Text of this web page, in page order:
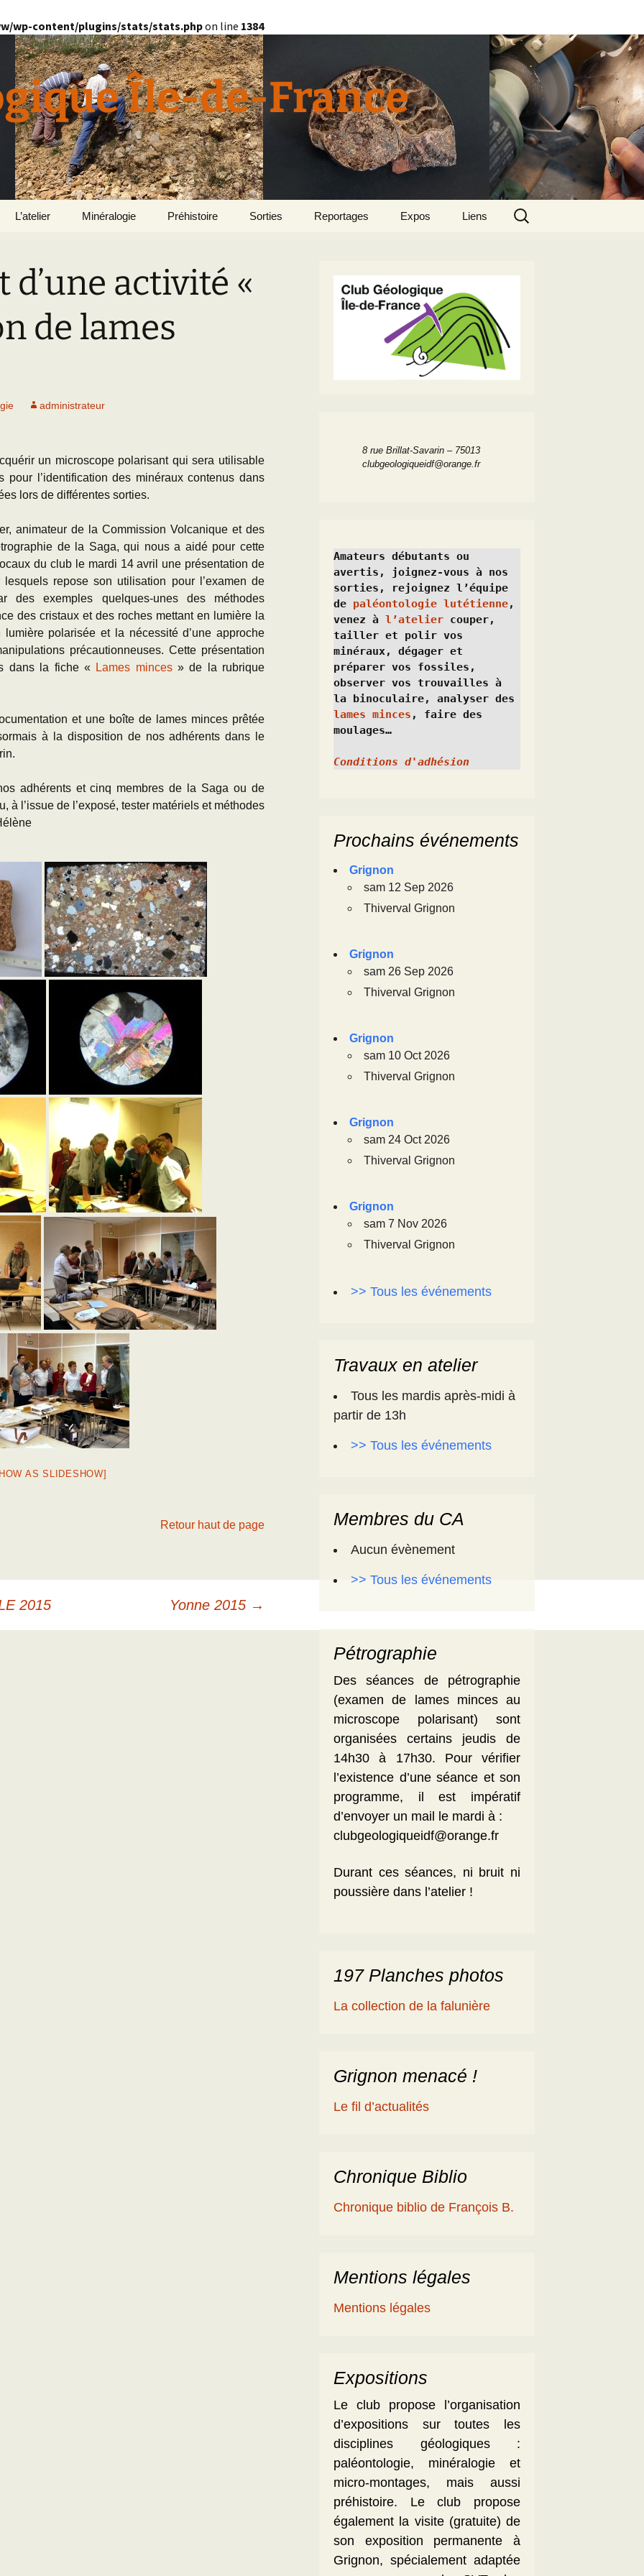
wp-content/plugins/stats/stats.phpon line 1384
Île-de-France
Géomorphologie du
Bassin parisien
Paléogéographie* du
Bassin parisien
Transgression/Régression
marine
fossiles de l’Eocène du
BP
Le Domaine de Grignon
Exposition permanente
et Galerie de Photos
Grignon menacé !!
Documentation réunions
Les Travaux des
Equipiers
L’atelier Minéralogie
Pétrographie
Préhistoire Sorties Reportages Expos Liens
Rechercher :
activité «
de lames
administrateur
un microscope polarisant qui sera utilisable
pour l’identification des minéraux contenus dans
lors de différentes sorties.
animateur de la Commission Volcanique et des
de la Saga, qui nous a aidé pour cette
du club le mardi 14 avril une présentation de
repose son utilisation pour l’examen de
des exemples quelques-unes des méthodes
des cristaux et des roches mettant en lumière la
polarisée et la nécessité d’une approche
précautionneuses. Cette présentation
dans la fiche «
Lames minces» de la rubrique
et une boîte de lames minces prêtée
à la disposition de nos adhérents dans le
adhérents et cinq membres de la Saga ou de
à l’issue de l’exposé, tester matériels et méthodes
AS SLIDESHOW]
Retour haut de page
2015 Yonne 2015 →
8 rue Brillat-Savarin – 75013
clubgeologiqueidf@orange.fr
Amateurs débutants ou
avertis, joignez-vous à nos
sorties, rejoignez l’équipe
de paléontologie lutétienne,
venez à l’atelier couper,
tailler et polir vos
minéraux, dégager et
préparer vos fossiles,
observer vos trouvailles à
lames minces , faire des
moulages…
Conditions d'adhésion
Prochains événements
Grignon
sam 12 Sep 2026
Thiverval Grignon
Grignon
sam 26 Sep 2026
Thiverval Grignon
Grignon
sam 10 Oct 2026
Thiverval Grignon
Grignon
sam 24 Oct 2026
Thiverval Grignon
Grignon
sam 7 Nov 2026
Thiverval Grignon
>> Tous les événements
Travaux en atelier
Tous les mardis après-midi à
partir de 13h
>> Tous les événements
Membres du CA
Aucun évènement
>> Tous les événements
Pétrographie
Des séances de pétrographie
(examen de lames minces au
microscope polarisant) sont
organisées certains jeudis de
14h30 à 17h30. Pour vérifier
l’existence d’une séance et son
programme, il est impératif
d’envoyer un mail le mardi à :
clubgeologiqueidf@orange.fr
Durant ces séances, ni bruit ni
poussière dans l’atelier !
197 Planches photos
La collection de la falunière
Grignon menacé !
Le fil d’actualités
Chronique Biblio
Chronique biblio de François B.
Mentions légales
Mentions légales
Expositions
Le club propose l’organisation
d’expositions sur toutes les
disciplines géologiques :
paléontologie, minéralogie et
micro-montages, mais aussi
préhistoire. Le club propose
également la visite (gratuite) de
son exposition permanente à
Grignon, spécialement adaptée